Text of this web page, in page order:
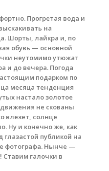
Прогретая вода и
на
Шорты, лайкра и, по
обувь — основной
неутомимо утюжат
и до вечера. Погода
подарком по
месяца тенденция
настало золотое
не скованы
влезет, солнце
Ну и конечно же, как
глазастой публикой на
фотографа. Нынче —
галочки в